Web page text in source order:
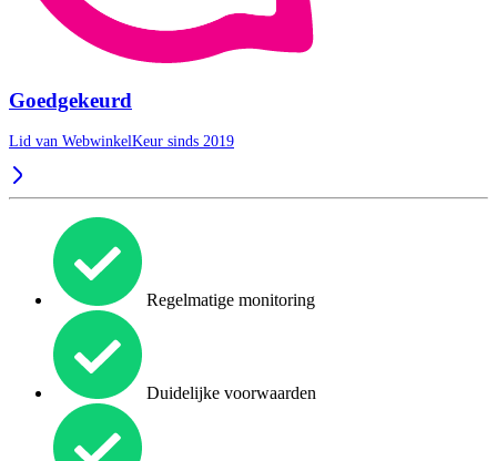
Goedgekeurd
Lid van WebwinkelKeur sinds 2019
Regelmatige monitoring
Duidelijke voorwaarden